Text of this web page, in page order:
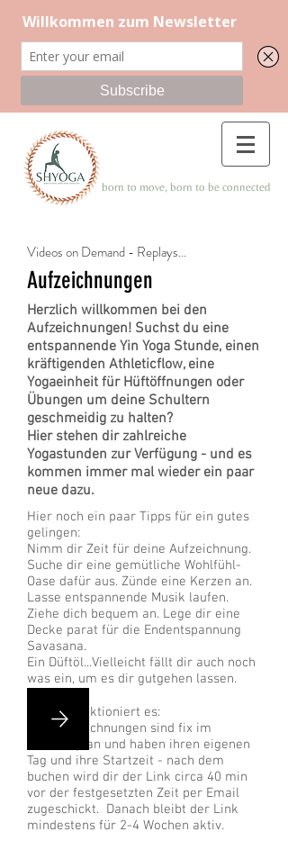
born to move, born to be connected
Videos on Demand - Replays...
Aufzeichnungen
Herzlich willkommen bei den
Aufzeichnungen! Suchst du eine
entspannende Yin Yoga Stunde, einen
kräftigenden Athleticflow, eine
Yogaeinheit für Hüftöffnungen oder
Übungen um deine Schultern
geschmeidig zu halten?
Hier stehen dir zahlreiche
Yogastunden zur Verfügung - und es
kommen immer mal wieder ein paar
neue dazu.
Hier noch ein paar Tipps für ein gutes
gelingen:
Nimm dir Zeit für deine Aufzeichnung.
Suche dir eine gemütliche Wohlfühl-
Oase dafür aus. Zünde eine Kerzen an.
Lasse entspannende Musik laufen.
Ziehe dich bequem an. Lege dir eine
Decke parat für die Endentspannung
Savasana.
Ein Düftöl...Vielleicht fällt dir auch noch
was ein, um es dir gutgehen lassen.
Und so funktioniert es:
Alle Aufzeichnungen sind fix im
Stundenplan und haben ihren eigenen
Tag und ihre Startzeit - nach dem
buchen wird dir der Link circa 40 min
vor der festgesetzten Zeit per Email
zugeschickt. Danach bleibt der Link
mindestens für 2-4 Wochen aktiv.